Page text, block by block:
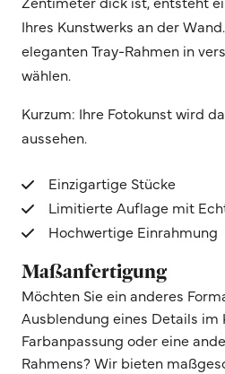
Ihres Kunstwerks an der
eleganten Tray-Rahmen in
wählen.
Kurzum: Ihre Fotokunst wird
aussehen.
Einzigartige Stücke
Limitierte Auflage mit
Hochwertige Einrahmung
Maßanfertigung
Möchten Sie ein anderes
Ausblendung eines Details im
Farbanpassung oder eine
Rahmens? Wir bieten